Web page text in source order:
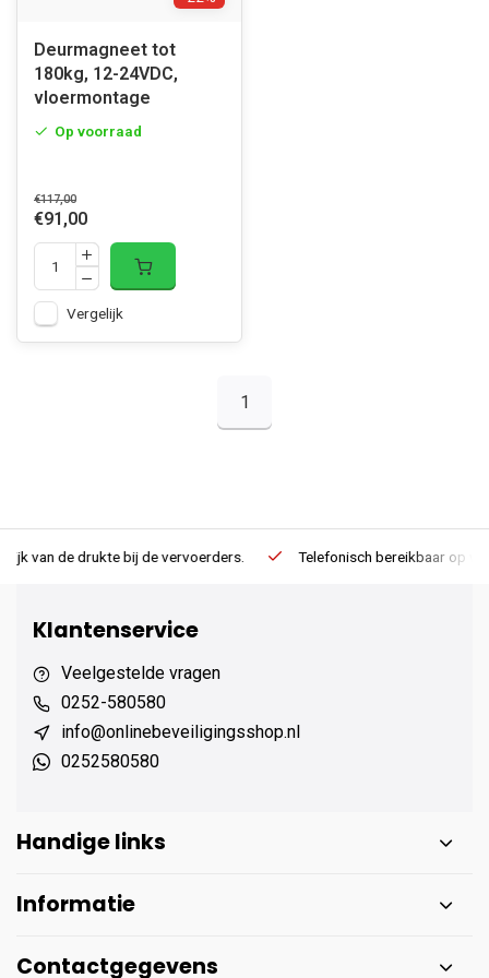
Deurmagneet tot
180kg, 12-24VDC,
vloermontage
Op voorraad
€117,00
€91,00
Vergelijk
1
Telefonisch bereikbaar op werkdagen van 13:00 tot 17:00
Klantenservice
Veelgestelde vragen
0252-580580
info@onlinebeveiligingsshop.nl
0252580580
Handige links
Informatie
Contactgegevens